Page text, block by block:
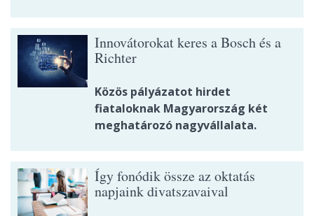
Innovátorokat keres a Bosch és a
Richter
Közös pályázatot hirdet
fiataloknak Magyarország két
meghatározó nagyvállalata.
Így fonódik össze az oktatás
napjaink divatszavaival